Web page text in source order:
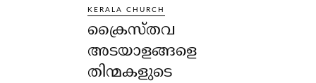
KERALA CHURCH
ക്രൈസ്തവ
അടയാളങ്ങളെ
തിന്മകളുടെ